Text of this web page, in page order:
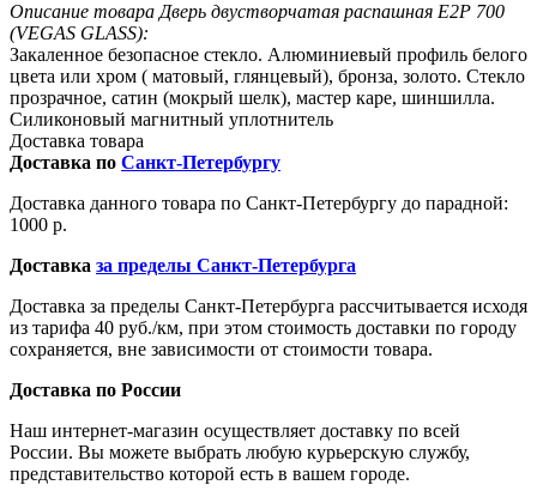
Описание товара Дверь двустворчатая распашная E2P 700
(VEGAS GLASS):
Закаленное безопасное стекло. Алюминиевый профиль белого
цвета или хром ( матовый, глянцевый), бронза, золото. Стекло
прозрачное, сатин (мокрый шелк), мастер каре, шиншилла.
Силиконовый магнитный уплотнитель
Доставка товара
Доставка по Санкт-Петербургу
Доставка данного товара по Санкт-Петербургу до парадной:
1000 р.
Доставка за пределы Санкт-Петербурга
Доставка за пределы Санкт-Петербурга рассчитывается исходя
из тарифа 40 руб./км, при этом стоимость доставки по городу
сохраняется, вне зависимости от стоимости товара.
Доставка по России
Наш интернет-магазин осуществляет доставку по всей
России. Вы можете выбрать любую курьерскую службу,
представительство которой есть в вашем городе.